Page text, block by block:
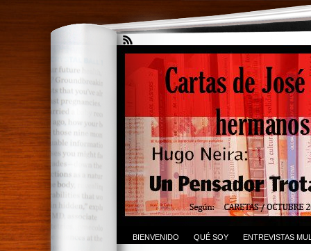
BIENVENIDO QUÉ SOY ENTREVISTAS